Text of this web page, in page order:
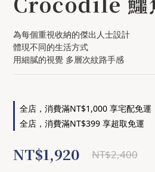
為每個重視收納的傑出人士設計
體現不同的生活方式
用細膩的視覺 多層次紋路手感
全店，消費滿NT$1,000 享宅配免運
全店，消費滿NT$399 享超取免運
NT$1,920 NT$2,400